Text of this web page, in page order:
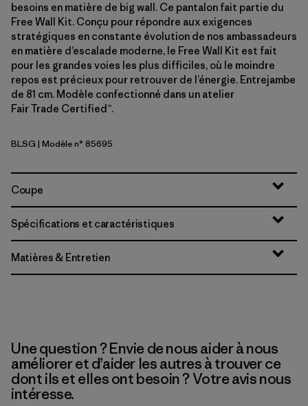
besoins en matière de big wall. Ce pantalon fait partie du
Free Wall Kit. Conçu pour répondre aux exigences
stratégiques en constante évolution de nos ambassadeurs
en matière d’escalade moderne, le Free Wall Kit est fait
pour les grandes voies les plus difficiles, où le moindre
repos est précieux pour retrouver de l’énergie. Entrejambe
de 81 cm. Modèle confectionné dans un atelier
Fair Trade Certified™.
Blue Sage
BLSG | Modèle n° 85695
Coupe
Spécifications et caractéristiques
Matières & Entretien
Une question ? Envie de nous aider à nous
améliorer et d’aider les autres à trouver ce
dont ils et elles ont besoin ? Votre avis nous
intéresse.